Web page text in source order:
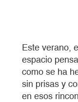
Este verano,
espacio
como se ha
sin prisas y
en esos